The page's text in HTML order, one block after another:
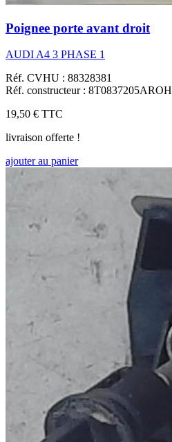
Poignee porte avant droit
AUDI A4 3 PHASE 1
Réf. CVHU : 88328381
Réf. constructeur : 8T0837205AROH
19,50 € TTC
livraison offerte !
ajouter au panier